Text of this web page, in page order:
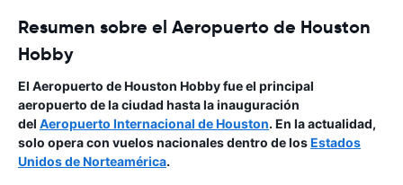
Resumen sobre el Aeropuerto de Houston
Hobby
El Aeropuerto de Houston Hobby fue el principal
aeropuerto de la ciudad hasta la inauguración
del Aeropuerto Internacional de Houston. En la actualidad,
solo opera con vuelos nacionales dentro de losEstados
Unidos de Norteamérica.